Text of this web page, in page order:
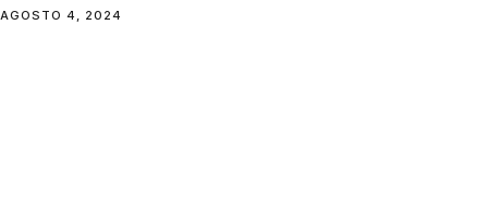
AGOSTO 4, 2024